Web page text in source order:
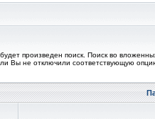
произведен поиск. Поиск во
Вы не отключили соответствующую